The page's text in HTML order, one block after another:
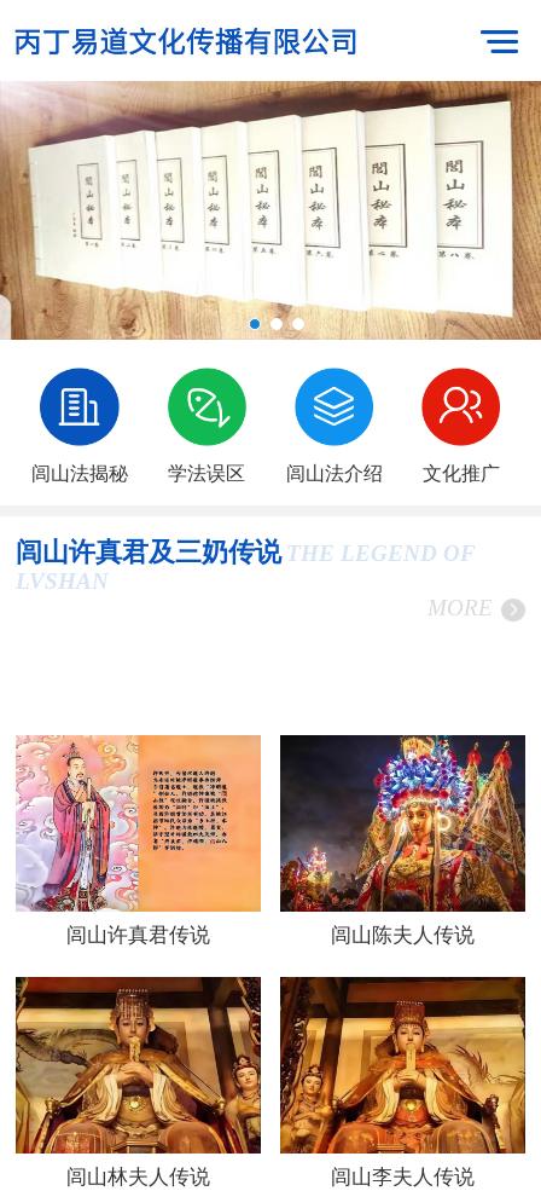
闾山法揭秘 学法误区 闾山法介绍 文化推广
闾山许真君及三奶传说 THE LEGEND OF
LVSHAN
MORE
闾山许真君传说 闾山陈夫人传说
闾山林夫人传说 闾山李夫人传说